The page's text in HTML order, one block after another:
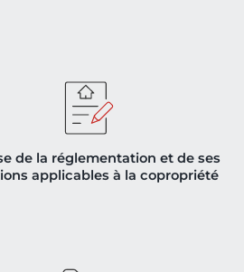
de la réglementation et de ses
applicables à la copropriété